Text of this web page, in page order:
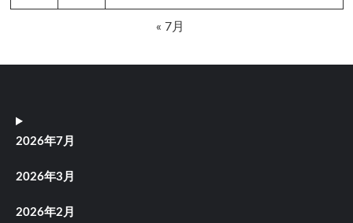
« 7月
2026年7月
2026年3月
2026年2月